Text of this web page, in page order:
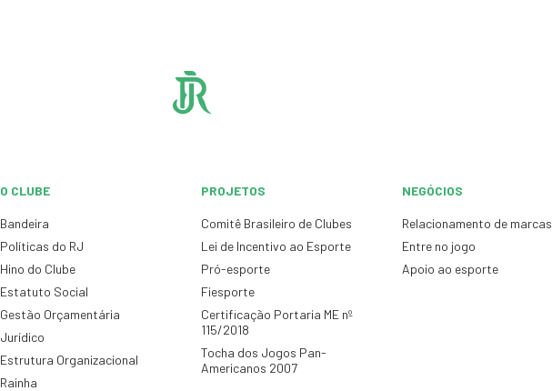
O CLUBE
Bandeira
Políticas do RJ
Hino do Clube
Estatuto Social
Gestão Orçamentária
Jurídico
Estrutura Organizacional
Rainha
PROJETOS
Comitê Brasileiro de Clubes
Lei de Incentivo ao Esporte
Pró-esporte
Fiesporte
Certificação Portaria ME nº
115/2018
Tocha dos Jogos Pan-
Americanos 2007
NEGÓCIOS
Relacionamento de marcas
Entre no jogo
Apoio ao esporte